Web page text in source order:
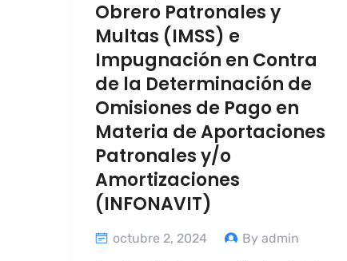
Obrero Patronales y
Multas (IMSS) e
Impugnación en Contra
de la Determinación de
Omisiones de Pago en
Materia de Aportaciones
Patronales y/o
Amortizaciones
(INFONAVIT)
octubre 2, 2024 By admin